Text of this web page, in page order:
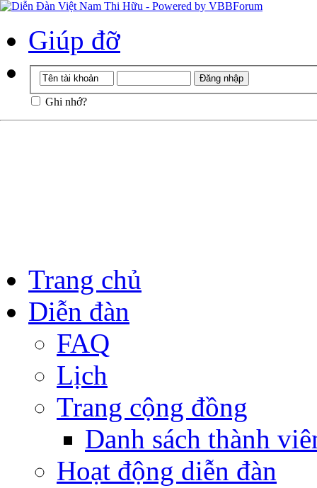
Giúp đỡ
Ghi nhớ?
Trang chủ
Diễn đàn
FAQ
Lịch
Trang cộng đồng
Danh sách thành
Hoạt động diễn đàn